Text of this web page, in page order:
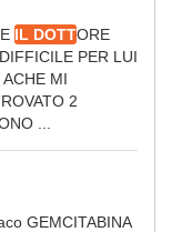
IL DOTTORE
PER LUI
MI
2
...
GEMCITABINA